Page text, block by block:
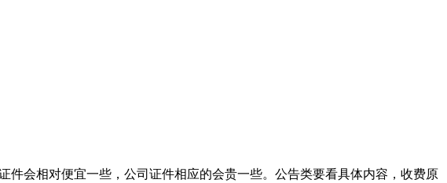
件会相对便宜一些，公司证件相应的会贵一些。公告类要看具体内容，收费原